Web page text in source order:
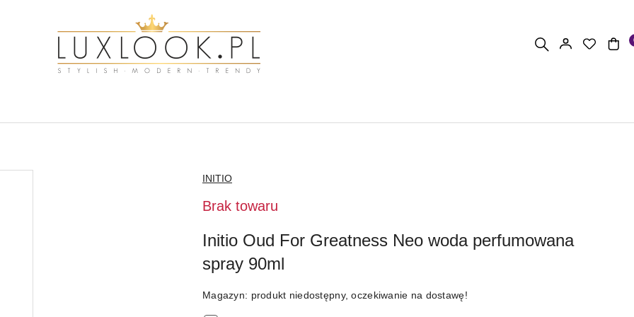
NAZWA
PRODUCENTA:
INITIO
Brak towaru
Initio Oud For Greatness Neo woda perfumowana
spray 90ml
Magazyn: produkt niedostępny, oczekiwanie na dostawę!